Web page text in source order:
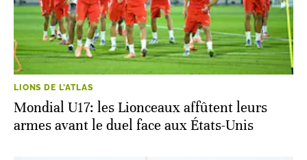
LIONS DE L'ATLAS
Mondial U17: les Lionceaux affûtent leurs
armes avant le duel face aux États-Unis